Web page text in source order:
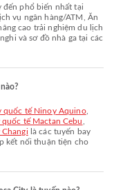
đến phổ biến nhất tại
vụ ngân hàng/ATM, Ăn
cao trải nghiệm du lịch
và sơ đồ nhà ga tại các
quốc tế Ninoy Aquino,
tế Mactan Cebu
là các tuyến bay
kết nối thuận tiện cho